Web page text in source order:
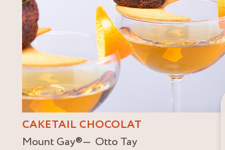
CAKETAIL CHOCOLAT
Mount Gay®
Otto Tay